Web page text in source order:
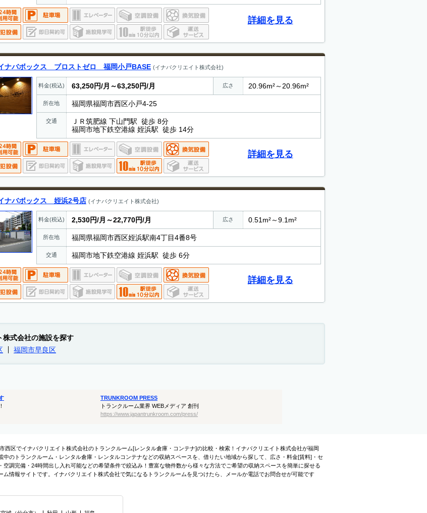
詳細を見る
ナバボックス ブロストゼロ 福岡小戸BASE (イナバクリエイト株式会社)
料金(税込) 63,250円/月～63,250円/月 広さ 20.96m²～20.96m²
所在地 福岡県福岡市西区小戸4-25
交通
ＪＲ筑肥線 下山門駅 徒歩 8分
福岡市地下鉄空港線 姪浜駅 徒歩 14分
詳細を見る
ナバボックス 姪浜2号店 (イナバクリエイト株式会社)
料金(税込) 2,530円/月～22,770円/月 広さ 0.51m²～9.1m²
所在地 福岡県福岡市西区姪浜駅南4丁目4番8号
交通 福岡市地下鉄空港線 姪浜駅 徒歩 6分
詳細を見る
株式会社の施設を探す
福岡市早良区
TRUNKROOM PRESS
トランクルーム業界 WEBメディア 創刊
https://www.japantrunkroom.com/press/
西区でイナバクリエイト株式会社のトランクルーム[レンタル倉庫・コンテナ]の比較・検索！イナバクリエイト株式会社が福岡
中のトランクルーム・レンタル倉庫・レンタルコンテナなどの収納スペースを、借りたい地域から探して、広さ・料金[賃料]・セ
空調完備・24時間出し入れ可能などの希望条件で絞込み！豊富な物件数から様々な方法でご希望の収納スペースを簡単に探せる
ム情報サイトです。イナバクリエイト株式会社で気になるトランクルームを見つけたら、メールか電話でお問合せが可能です